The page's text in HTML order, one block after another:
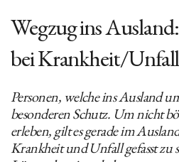
Wegzug ins
bei Krankheit/
Personen, welche ins Ausland
besonderen Schutz. Um nicht
erleben, gilt es gerade im
Krankheit und Unfall gefasst zu